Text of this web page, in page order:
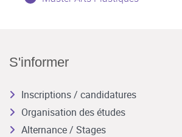
S'informer
Inscriptions / candidatures
Organisation des études
Alternance / Stages